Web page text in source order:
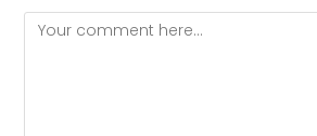
Comment